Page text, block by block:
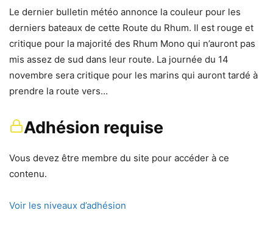
Le dernier bulletin météo annonce la couleur pour les
derniers bateaux de cette Route du Rhum. Il est rouge et
critique pour la majorité des Rhum Mono qui n’auront pas
mis assez de sud dans leur route. La journée du 14
novembre sera critique pour les marins qui auront tardé à
prendre la route vers…
Adhésion requise
Vous devez être membre du site pour accéder à ce
contenu.
Voir les niveaux d’adhésion